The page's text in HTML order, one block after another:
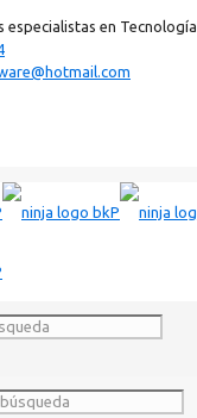
especialistas en Tecnología